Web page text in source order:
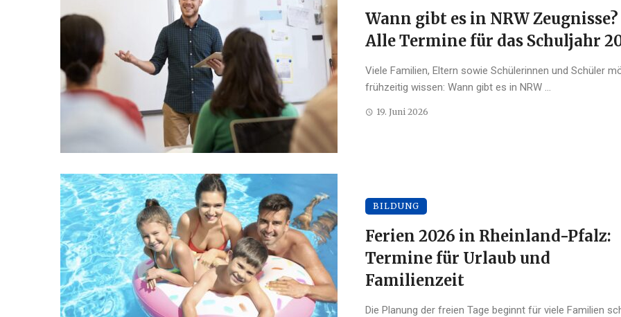
Wann gibt es in NRW Zeugnisse?
Alle Termine für das Schuljahr
Viele Familien, Eltern sowie Schülerinnen und Schüler
frühzeitig wissen: Wann gibt es in NRW ...
19. Juni 2026
BILDUNG
Ferien 2026 in Rheinland-Pfalz:
Termine für Urlaub und
Familienzeit
Die Planung der freien Tage beginnt für viele Familien